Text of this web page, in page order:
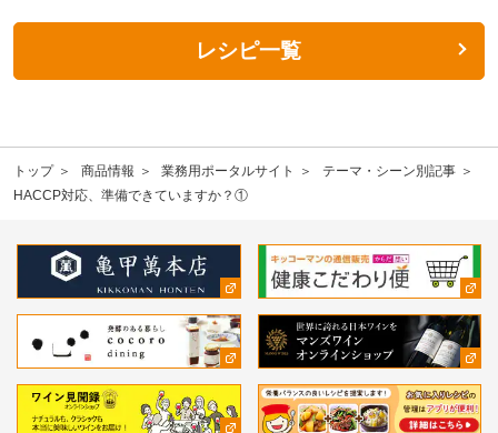
レシピ一覧
トップ 商品情報 業務用ポータルサイト
テーマ・シーン別記事
HACCP対応、準備できていますか？①